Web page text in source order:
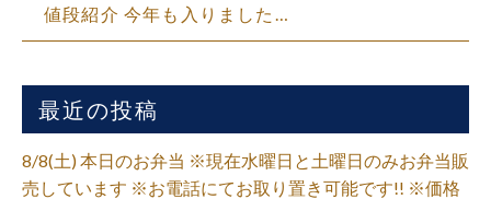
値段紹介 今年も入りました…
最近の投稿
8/8(土) 本日のお弁当 ※現在水曜日と土曜日のみお弁当販
売しています ※お電話にてお取り置き可能です!! ※価格